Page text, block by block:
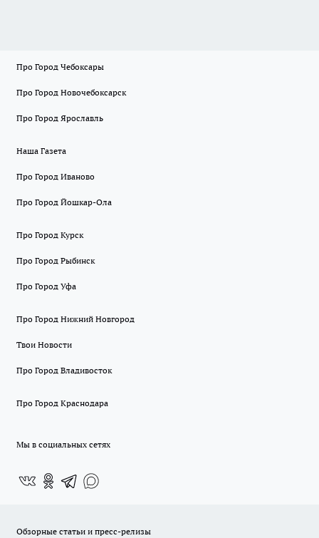
Про Город Чебоксары
Про Город Новочебоксарск
Про Город Ярославль
Наша Газета
Про Город Иваново
Про Город Йошкар-Ола
Про Город Курск
Про Город Рыбинск
Про Город Уфа
Про Город Нижний Новгород
Твои Новости
Про Город Владивосток
Про Город Краснодара
Мы в социальных сетях
Обзорные статьи и пресс-релизы